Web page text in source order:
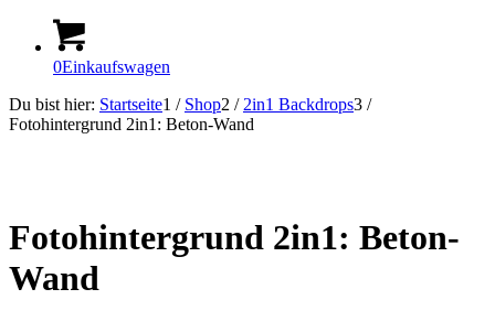
0Einkaufswagen
Du bist hier: Startseite1 / Shop2 / 2in1 Backdrops3 /
Fotohintergrund 2in1: Beton-Wand
Fotohintergrund 2in1: Beton-
Wand